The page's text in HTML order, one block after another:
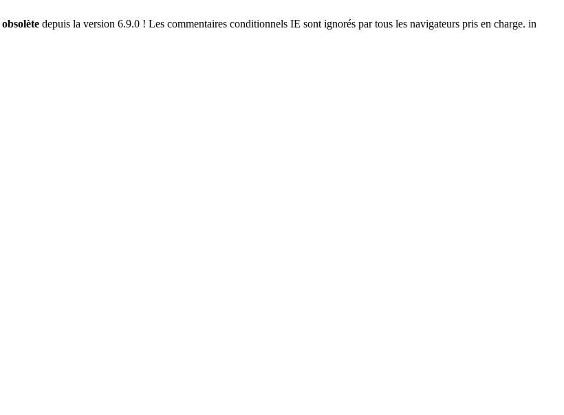
obsolète depuis la version 6.9.0 ! Les commentaires conditionnels IE sont ignorés par tous les navigateurs pris en charge. in